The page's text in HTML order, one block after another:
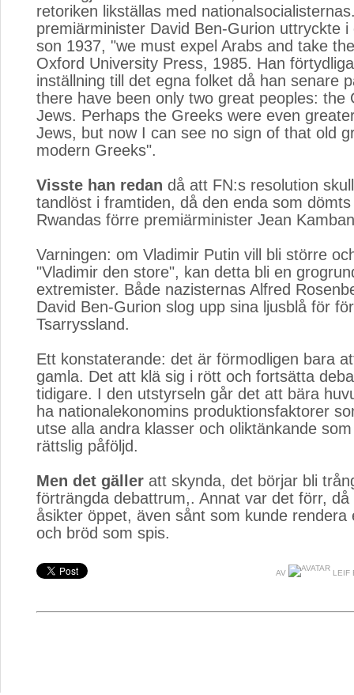
retoriken likställas med
premiärminister David Ben-Gurion uttryckte
son 1937, "we must expel Arabs and take
Oxford University Press, 1985. Han
inställning till det egna folket då han senare
there have been only two great peoples: the
Jews. Perhaps the Greeks were even
Jews, but now I can see no sign of that old
modern Greeks".
Visste han redan då att FN:s resolution
tandlöst i framtiden, då den enda som
Rwandas förre premiärminister Jean
Varningen: om Vladimir Putin vill bli större
"Vladimir den store", kan detta bli en
extremister. Både nazisternas Alfred
David Ben-Gurion slog upp sina ljusblå för
Tsarryssland.
Ett konstaterande: det är förmodligen bara
gamla. Det att klä sig i rött och fortsätta
tidigare. I den utstyrseln går det att bära
ha nationalekonomins produktionsfaktorer
utse alla andra klasser och oliktänkande
rättslig påföljd.
Men det gäller att skynda, det börjar bli
förträngda debattrum,. Annat var det förr,
åsikter öppet, även sånt som kunde rendera
och bröd som spis.
AV LEIF